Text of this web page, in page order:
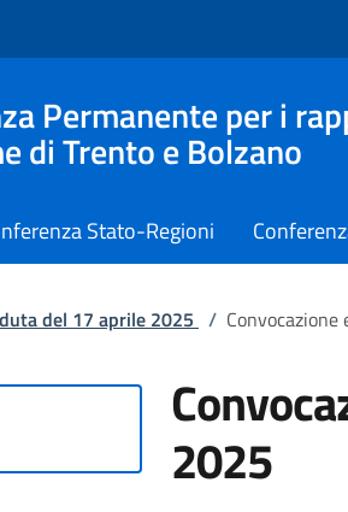
Permanente per i
di Trento e Bolzano
Stato-Regioni
del 17 aprile 2025 / Convocazione
2025